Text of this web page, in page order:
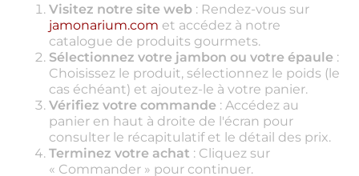
Visitez notre site web : Rendez-vous sur
jamonarium.com et accédez à notre
catalogue de produits gourmets.
Sélectionnez votre jambon ou votre épaule :
Choisissez le produit, sélectionnez le poids (le
cas échéant) et ajoutez-le à votre panier.
Vérifiez votre commande : Accédez au
panier en haut à droite de l'écran pour
consulter le récapitulatif et le détail des prix.
Terminez votre achat : Cliquez sur
« Commander » pour continuer.